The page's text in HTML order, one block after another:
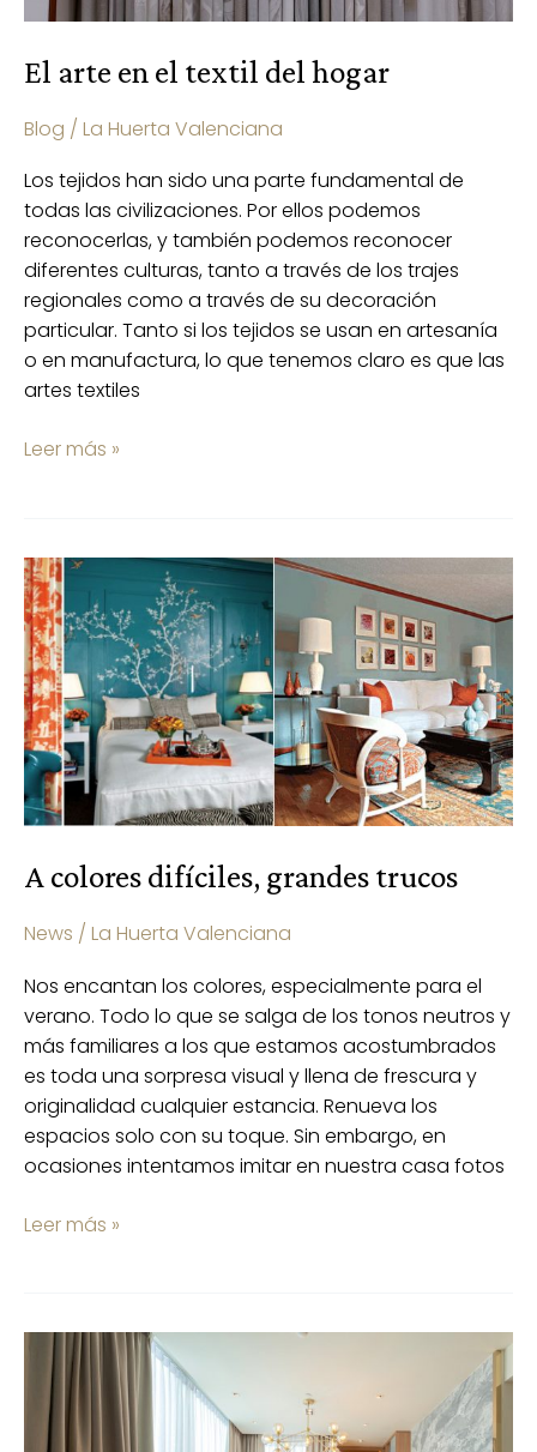
El arte en el textil del hogar
Blog / La Huerta Valenciana
Los tejidos han sido una parte fundamental de
todas las civilizaciones. Por ellos podemos
reconocerlas, y también podemos reconocer
diferentes culturas, tanto a través de los trajes
regionales como a través de su decoración
particular. Tanto si los tejidos se usan en artesanía
o en manufactura, lo que tenemos claro es que las
artes textiles
Leer más »
A colores difíciles, grandes trucos
News / La Huerta Valenciana
Nos encantan los colores, especialmente para el
verano. Todo lo que se salga de los tonos neutros y
más familiares a los que estamos acostumbrados
es toda una sorpresa visual y llena de frescura y
originalidad cualquier estancia. Renueva los
espacios solo con su toque. Sin embargo, en
ocasiones intentamos imitar en nuestra casa fotos
A
colores
difíciles,
grandes
trucos
Leer más »
Cómo
vestir
tus
ventanas: